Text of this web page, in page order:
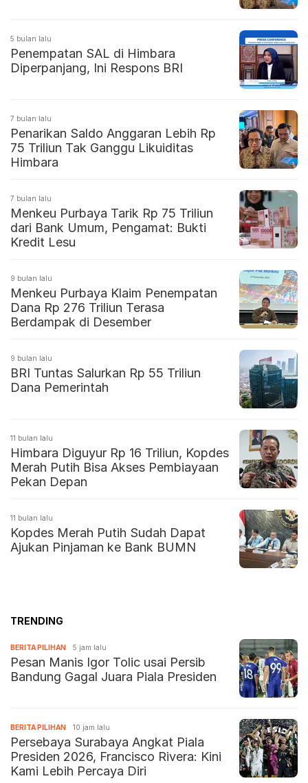
5 bulan lalu
Penempatan SAL di Himbara
Diperpanjang, Ini Respons BRI
7 bulan lalu
Penarikan Saldo Anggaran Lebih Rp
75 Triliun Tak Ganggu Likuiditas
Himbara
7 bulan lalu
Menkeu Purbaya Tarik Rp 75 Triliun
dari Bank Umum, Pengamat: Bukti
Kredit Lesu
9 bulan lalu
Menkeu Purbaya Klaim Penempatan
Dana Rp 276 Triliun Terasa
Berdampak di Desember
9 bulan lalu
BRI Tuntas Salurkan Rp 55 Triliun
Dana Pemerintah
11 bulan lalu
Himbara Diguyur Rp 16 Triliun, Kopdes
Merah Putih Bisa Akses Pembiayaan
Pekan Depan
11 bulan lalu
Kopdes Merah Putih Sudah Dapat
Ajukan Pinjaman ke Bank BUMN
TRENDING
BERITA PILIHAN 5 jam lalu
Pesan Manis Igor Tolic usai Persib
Bandung Gagal Juara Piala Presiden
BERITA PILIHAN 10 jam lalu
Persebaya Surabaya Angkat Piala
Presiden 2026, Francisco Rivera: Kini
Kami Lebih Percaya Diri